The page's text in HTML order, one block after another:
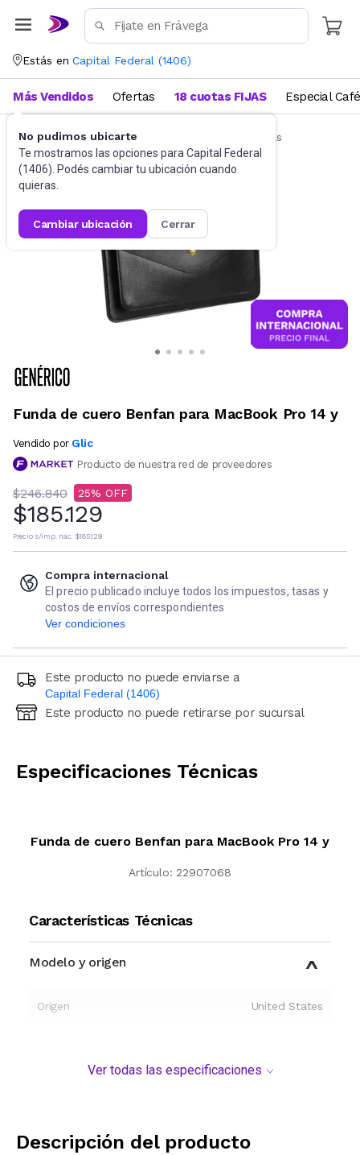
Estás en Capital Federal (1406)
No pudimos ubicarte
Te mostramos las opciones para Capital Federal
(1406). Podés cambiar tu ubicación cuando
quieras.
cambiar ubicación cerrar
Más Vendidos Ofertas 18 cuotas FIJAS Especial Café
Accesorios de Informática Funda Notebooks
Funda de cuero Benfan para MacBook Pro 14 y
Vendido por Glic
Producto de nuestra red de proveedores
$246.840 25
$185.129
Precio s/imp. nac. $185.129
Compra internacional
El precio publicado incluye todos los impuestos, tasas y
costos de envíos correspondientes
Ver condiciones
Este producto no puede enviarse a
Capital Federal (1406)
Ingresá código postal (sólo números)
Este producto no puede retirarse por sucursal
Especificaciones Técnicas
Funda de cuero Benfan para MacBook Pro 14 y
Artículo: 22907068
Características Técnicas
Modelo y origen
Origen United States
Ver todas las especificaciones
Descripción del producto